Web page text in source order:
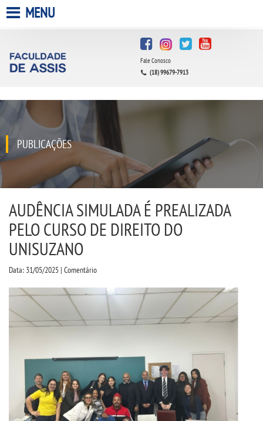
A FACULDADE
QUEM SOMOS
INFRAESTRUTURA
BIBLIOTECA
CPA
CPSA
PROUNI
BACHARELADOS
LICENCIATURAS
MENU
Fale Conosco
(18) 99679-7913
PUBLICAÇÕES
AUDÊNCIA SIMULADA É PREALIZADA
PELO CURSO DE DIREITO DO
UNISUZANO
Data: 31/05/2025 | Comentário